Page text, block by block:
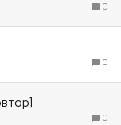
0
0
0